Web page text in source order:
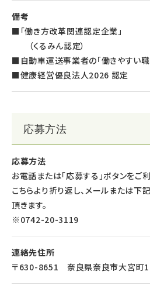
備考
■「働き方改革関連認定企業」
（くるみん認定）
■自動車運送事業者の「働きやすい
■健康経営優良法人2026 認定
応募方法
応募方法
お電話または「応募する」ボタンをご
こちらより折り返し、メールまたは下
頂きます。
※0742-20-3119
連絡先住所
〒630-8651 奈良県奈良市大宮町